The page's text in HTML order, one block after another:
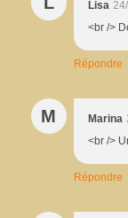
Lisa
<br />
Répondre
M Marina
<br />
Répondre